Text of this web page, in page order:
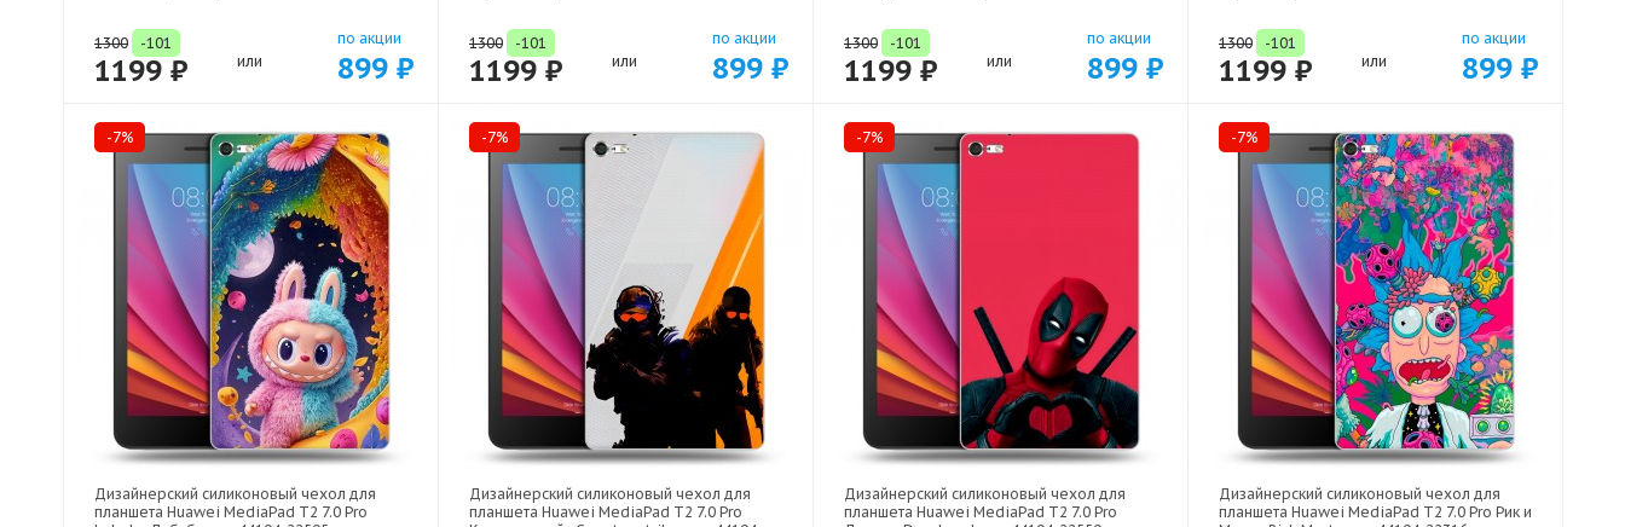
1300 -101
1199 ₽ или
по акции
899 ₽
1300 -101
1199 ₽ или
по акции
899 ₽
1300 -101
1199 ₽ или
по акции
899 ₽
1300 -101
1199 ₽ или
по акции
899 ₽
-7%
Дизайнерский силиконовый чехол для
планшета Huawei MediaPad T2 7.0 Pro
-7%
Дизайнерский силиконовый чехол для
планшета Huawei MediaPad T2 7.0 Pro
-7%
Дизайнерский силиконовый чехол для
планшета Huawei MediaPad T2 7.0 Pro
-7%
Дизайнерский силиконовый чехол для
планшета Huawei MediaPad T2 7.0 Pro Рик и